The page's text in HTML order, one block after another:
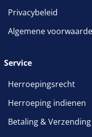
Privacybeleid
Algemene
Service
Herroepingsrecht
Herroeping indienen
Betaling & Verzending